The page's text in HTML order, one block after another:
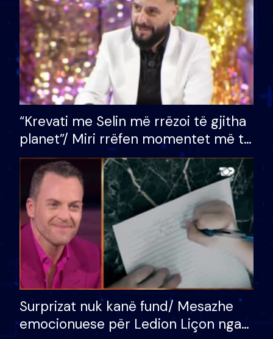
“Krevati me Selin më rrëzoi të gjitha
planet”/ Miri rrëfen momentet më të
bukura në shtëpinë e BB VIP: Do më
mungojë zilja e mëngjesit kur…
Surprizat nuk kanë fund/ Mesazhe
emocionuese për Ledion Liçon nga